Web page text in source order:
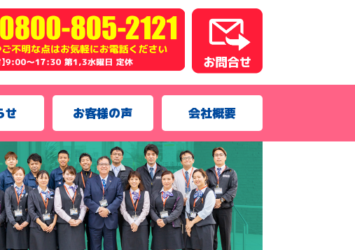
せ お客様の声 会社概要